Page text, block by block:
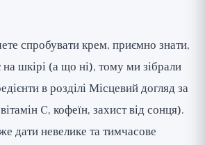
спробувати крем, приємно знати,
шкірі (а що ні), тому ми зібрали
в розділіМісцевий догляд за
C, кофеїн, захист від сонця).
дати невелике та тимчасове